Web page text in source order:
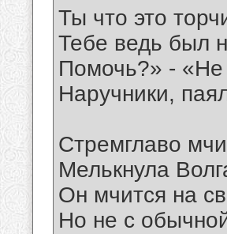
Ты что это
Тебе ведь был
Помочь?» -
Наручники,
Стремглаво
Мелькнула
Он мчится на
Но не с